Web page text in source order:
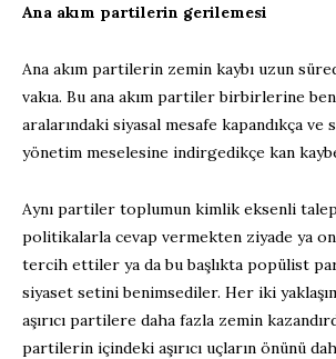
Ana akım partilerin gerilemesi
Ana akım partilerin zemin kaybı uzun
vakıa. Bu ana akım partiler birbirlerine
aralarındaki siyasal mesafe kapandıkça
yönetim meselesine indirgedikçe kan
Aynı partiler toplumun kimlik eksenli
politikalarla cevap vermekten ziyade ya
tercih ettiler ya da bu başlıkta popülist
siyaset setini benimsediler. Her iki
aşırıcı partilere daha fazla zemin
partilerin içindeki aşırıcı uçların önünü